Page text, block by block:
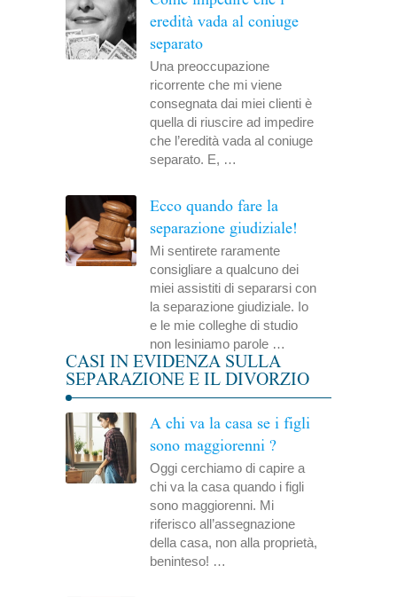
eredità vada al coniuge
separato
Una preoccupazione
ricorrente che mi viene
consegnata dai miei clienti è
quella di riuscire ad impedire
che l’eredità vada al coniuge
separato. E, …
Ecco quando fare la
separazione giudiziale!
Mi sentirete raramente
consigliare a qualcuno dei
miei assistiti di separarsi con
la separazione giudiziale. Io
e le mie colleghe di studio
non lesiniamo parole …
CASI IN EVIDENZA SULLA
SEPARAZIONE E IL DIVORZIO
A chi va la casa se i figli
sono maggiorenni ?
Oggi cerchiamo di capire a
chi va la casa quando i figli
sono maggiorenni. Mi
riferisco all’assegnazione
della casa, non alla proprietà,
beninteso! …